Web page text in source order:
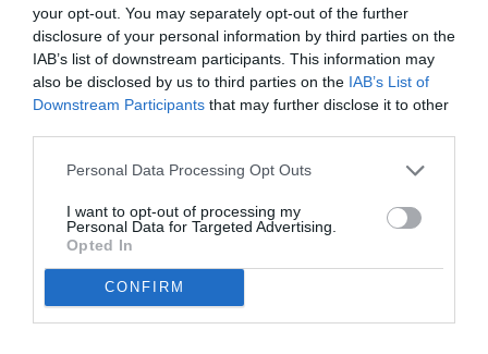
your opt-out. You may separately opt-out of the further
disclosure of your personal information by third parties on the
IAB’s list of downstream participants. This information may
also be disclosed by us to third parties on the IAB’s List of
Downstream Participants that may further disclose it to other
Personal Data Processing Opt Outs
I want to opt-out of processing my
Personal Data for Targeted Advertising.
Opted In
CONFIRM
TELEFONO
IL NOSTRO CENTRALINO È ATTIVO
DALLUNEDÌ AL VENERDÌ DALLE 11.00 ALLE 13.00